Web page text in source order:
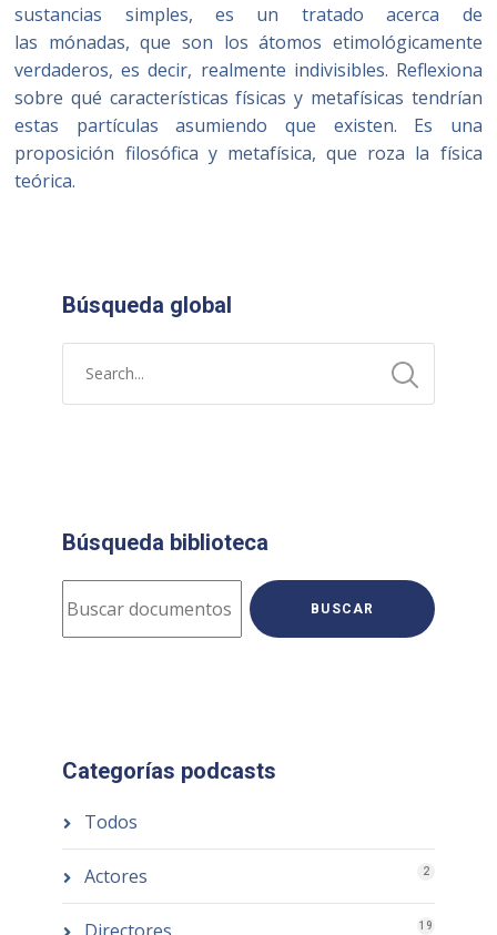
sustancias simples, es un tratado acerca de
las mónadas, que son los átomos etimológicamente
verdaderos, es decir, realmente indivisibles. Reflexiona
sobre qué características físicas y metafísicas tendrían
estas partículas asumiendo que existen. Es una
proposición filosófica y metafísica, que roza la física
teórica.
Búsqueda global
Búsqueda biblioteca
BUSCAR
Categorías podcasts
Todos
Actores 2
19